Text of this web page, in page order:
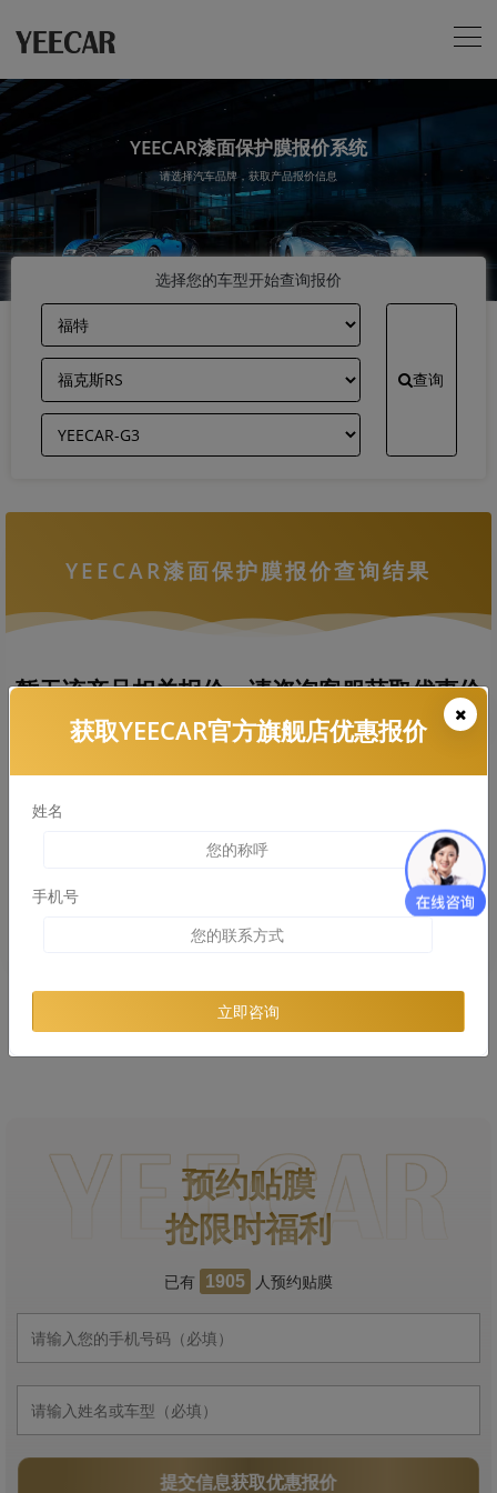
YEECAR漆面保护膜报价系统
请选择汽车品牌，获取产品报价信息
选择您的车型开始查询报价
查询
YEECAR漆面保护膜报价查询结果
暂无该产品相关报价，请咨询客服获取优惠价
格
预约贴膜
抢限时福利
已有 1905 人预约贴膜
提交信息获取优惠报价
获取YEECAR官方旗舰店优惠报价
姓名
手机号
立即咨询